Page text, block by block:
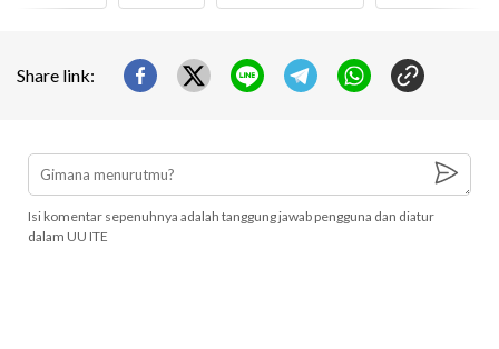
Share link:
Isi komentar sepenuhnya adalah tanggung jawab pengguna dan diatur
dalam UU ITE